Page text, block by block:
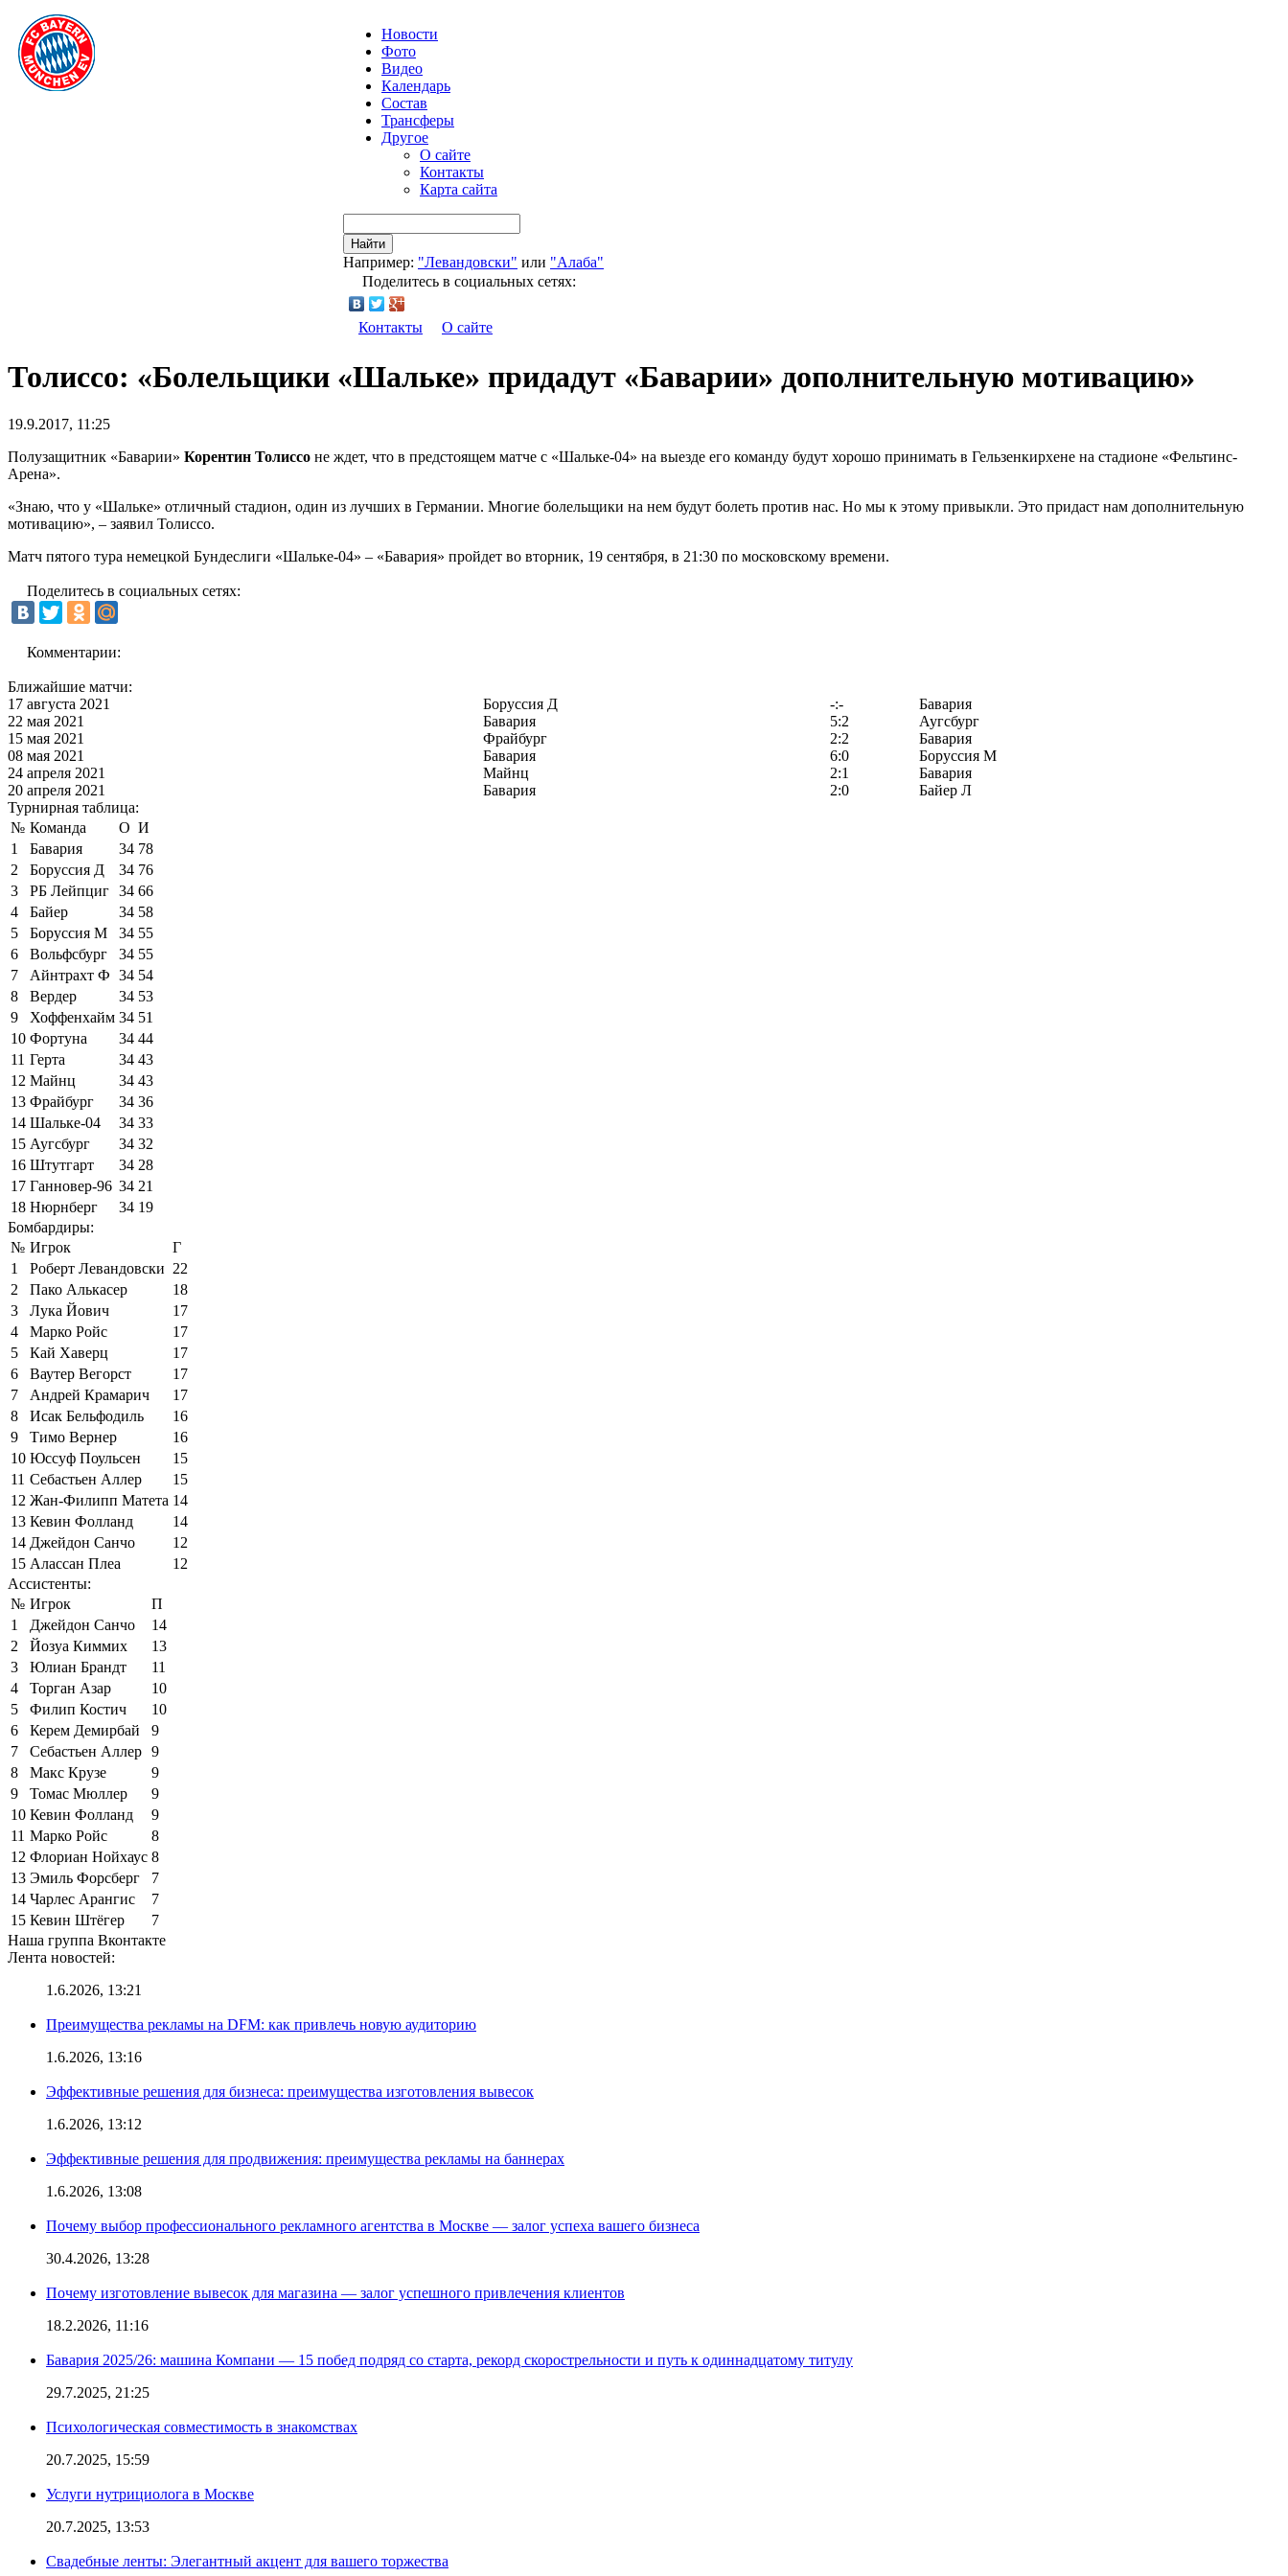
Новости
Фото
Видео
Календарь
Состав
Трансферы
Другое
О сайте
Контакты
Карта сайта
Найти
Например: "Левандовски" или "Алаба"
Поделитесь в социальных сетях:
Контакты О сайте
Толиссо: «Болельщики «Шальке» придадут «Баварии» дополнительную мотивацию»
19.9.2017, 11:25
Полузащитник «Баварии» Корентин Толиссо не ждет, что в предстоящем матче с «Шальке-04» на выезде его команду будут хорошо принимать в Гельзенкирхене на стадионе «Фельтинс-
Арена».
«Знаю, что у «Шальке» отличный стадион, один из лучших в Германии. Многие болельщики на нем будут болеть против нас. Но мы к этому привыкли. Это придаст нам дополнительную
мотивацию», – заявил Толиссо.
Матч пятого тура немецкой Бундеслиги «Шальке-04» – «Бавария» пройдет во вторник, 19 сентября, в 21:30 по московскому времени.
Поделитесь в социальных сетях:
Комментарии:
Ближайшие матчи:
17 августа 2021
Боруссия Д -:-
Бавария
22 мая 2021
Бавария 5:2
Аугсбург
15 мая 2021
Фрайбург 2:2
Бавария
08 мая 2021
Бавария 6:0
Боруссия М
24 апреля 2021
Майнц 2:1
Бавария
20 апреля 2021
Бавария 2:0
Байер Л
Турнирная таблица:
№ Команда О И
1
Бавария 34 78
2
Боруссия Д 34 76
3
РБ Лейпциг 34 66
4
Байер 34 58
5
Боруссия М 34 55
6
Вольфсбург 34 55
7
Айнтрахт Ф 34 54
8
Вердер 34 53
9
Хоффенхайм 34 51
10 Фортуна 34 44
11 Герта 34 43
12 Майнц 34 43
13 Фрайбург 34 36
14 Шальке-04 34 33
15 Аугсбург 34 32
16 Штутгарт 34 28
17 Ганновер-96 34 21
18 Нюрнберг 34 19
Бомбардиры:
№ Игрок
Г
1
Роберт Левандовски 22
2
Пако Алькасер
18
3
Лука Йович
17
4
Марко Ройс
17
5
Кай Хаверц
17
6
Ваутер Вегорст
17
7
Андрей Крамарич
17
8
Исак Бельфодиль
16
9
Тимо Вернер
16
10 Юссуф Поульсен
15
11 Себастьен Аллер
15
12 Жан-Филипп Матета 14
13 Кевин Фолланд
14
14 Джейдон Санчо
12
15 Алассан Плеа
12
Ассистенты:
№ Игрок
П
1
Джейдон Санчо
14
2
Йозуа Киммих
13
3
Юлиан Брандт
11
4
Торган Азар
10
5
Филип Костич
10
6
Керем Демирбай
9
7
Себастьен Аллер 9
8
Макс Крузе
9
9
Томас Мюллер
9
10 Кевин Фолланд
9
11 Марко Ройс
8
12 Флориан Нойхаус 8
13 Эмиль Форсберг
7
14 Чарлес Арангис
7
15 Кевин Штёгер
7
Наша группа Вконтакте
Лента новостей:
1.6.2026, 13:21
Преимущества рекламы на DFM: как привлечь новую аудиторию
1.6.2026, 13:16
Эффективные решения для бизнеса: преимущества изготовления вывесок
1.6.2026, 13:12
Эффективные решения для продвижения: преимущества рекламы на баннерах
1.6.2026, 13:08
Почему выбор профессионального рекламного агентства в Москве — залог успеха вашего бизнеса
30.4.2026, 13:28
Почему изготовление вывесок для магазина — залог успешного привлечения клиентов
18.2.2026, 11:16
Бавария 2025/26: машина Компани — 15 побед подряд со старта, рекорд скорострельности и путь к одиннадцатому титулу
29.7.2025, 21:25
Психологическая совместимость в знакомствах
20.7.2025, 15:59
Услуги нутрициолога в Москве
20.7.2025, 13:53
Свадебные ленты: Элегантный акцент для вашего торжества